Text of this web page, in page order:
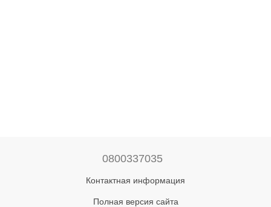
0800337035
Контактная информация
Полная версия сайта